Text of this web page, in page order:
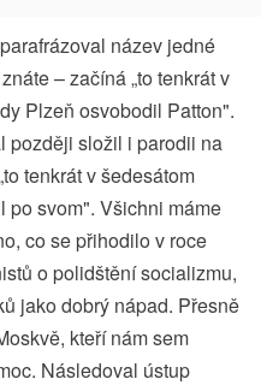
název jedné
– začíná „to tenkrát v
Plzeň osvobodil Patton".
později složil i parodii na
tenkrát v šedesátom
po svom". Všichni máme
co se přihodilo v roce
o polidštění socializmu,
jako dobrý nápad. Přesně
kteří nám sem
Následoval ústup